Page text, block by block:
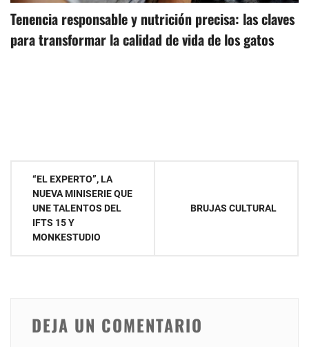
Tenencia responsable y nutrición precisa: las claves
para transformar la calidad de vida de los gatos
Navegación
entradas
“EL EXPERTO”, LA
NUEVA MINISERIE QUE
UNE TALENTOS DEL
IFTS 15 Y
MONKESTUDIO
BRUJAS CULTURAL
DEJA UN COMENTARIO